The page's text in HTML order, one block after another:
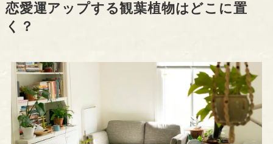
恋愛運アップする観葉植物はどこに置
く？